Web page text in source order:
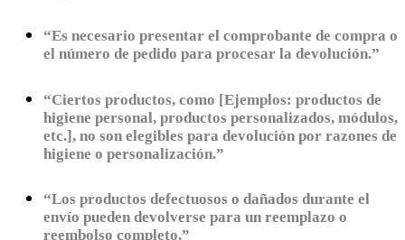
“Es necesario presentar el comprobante de compra o
el número de pedido para procesar la devolución.”
“Ciertos productos, como [Ejemplos: productos de
higiene personal, productos personalizados, módulos,
etc.], no son elegibles para devolución por razones de
higiene o personalización.”
“Los productos defectuosos o dañados durante el
envío pueden devolverse para un reemplazo o
reembolso completo.”